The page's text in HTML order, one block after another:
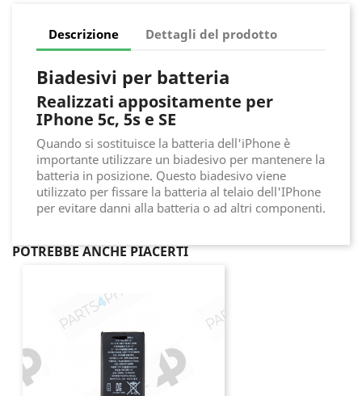
Descrizione Dettagli del prodotto
Biadesivi per batteria
Realizzati appositamente per
IPhone 5c, 5s e SE
Quando si sostituisce la batteria dell'iPhone è
importante utilizzare un biadesivo per mantenere la
batteria in posizione. Questo biadesivo viene
utilizzato per fissare la batteria al telaio dell'IPhone
per evitare danni alla batteria o ad altri componenti.
POTREBBE ANCHE PIACERTI